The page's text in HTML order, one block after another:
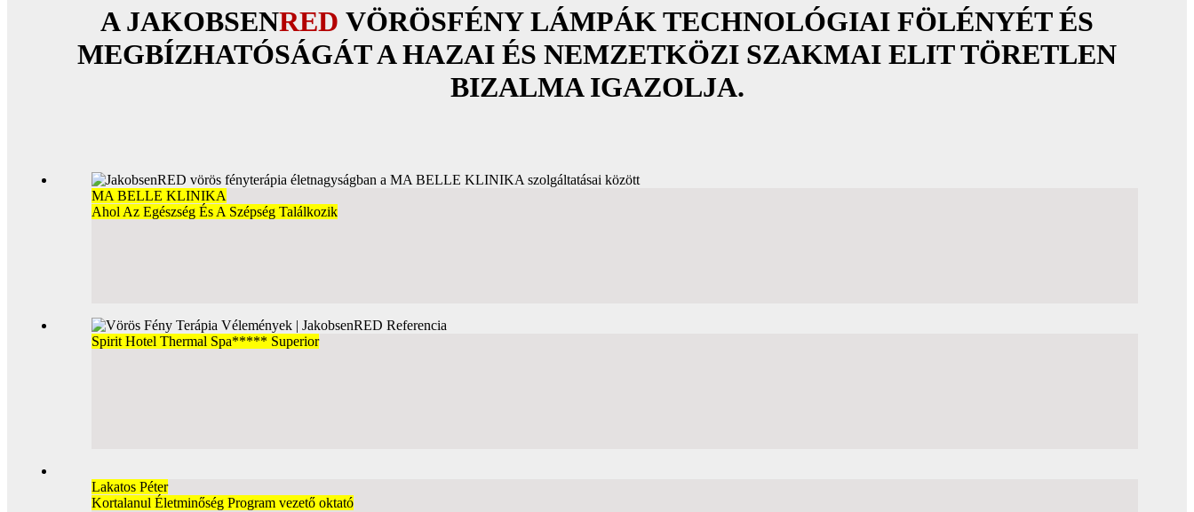
A JAKOBSENRED VÖRÖSFÉNY LÁMPÁK TECHNOLÓGIAI FÖLÉNYÉT ÉS
MEGBÍZHATÓSÁGÁT A HAZAI ÉS NEMZETKÖZI SZAKMAI ELIT TÖRETLEN
BIZALMA IGAZOLJA.
MA BELLE KLINIKA
Ahol Az Egészség És A Szépség Találkozik
Spirit Hotel Thermal Spa***** Superior
Lakatos Péter
Kortalanul Életminőség Program vezető oktató